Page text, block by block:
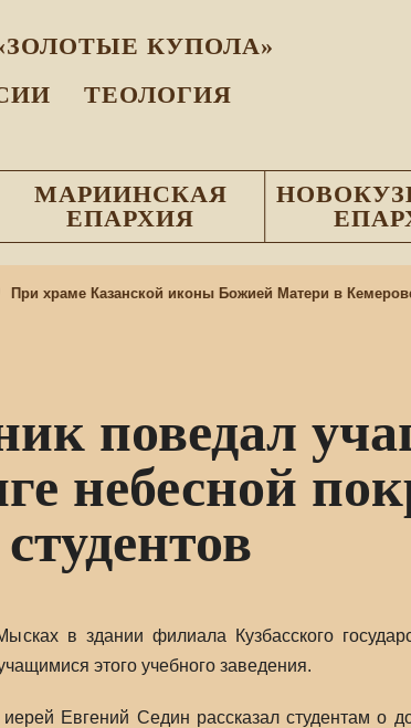
КУПОЛА»
ТЕОЛОГИЯ
МАРИИНСКАЯ
ЕПАРХИЯ
храме Казанской иконы Божией Матери в Кемерове
поведал
небесной
студентов
в здании филиала Кузбасского
этого учебного заведения.
Евгений Седин рассказал студентам о